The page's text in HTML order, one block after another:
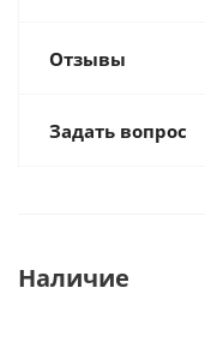
Отзывы
Задать вопрос
Наличие